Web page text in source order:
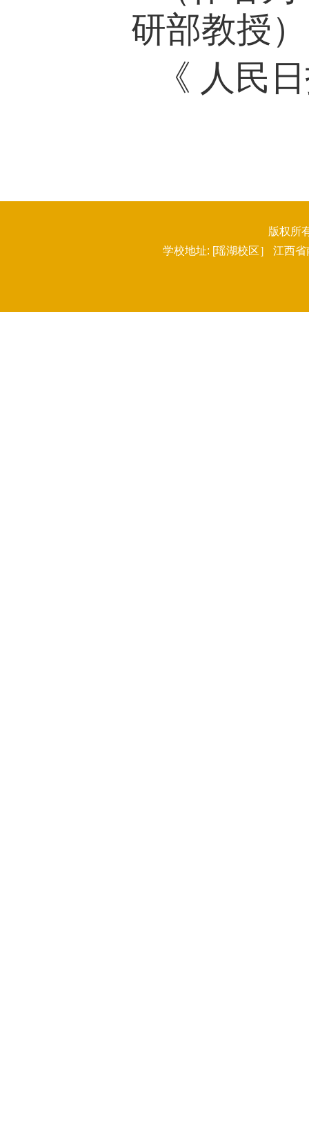
研部教授）
《 人民
版权所
学校地址: [瑶湖校区］ 江西